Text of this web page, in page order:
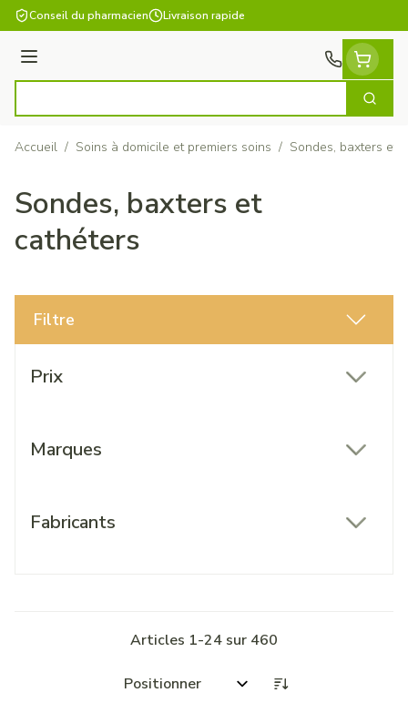
Aller au contenu
Conseil du pharmacien Livraison rapide
Menu
Accueil / Soins à domicile et premiers soins / Sondes, baxters et
Sondes, baxters et
cathéters
Filtre
Prix
Marques
Fabricants
Articles 1-24 sur 460
Trier par: